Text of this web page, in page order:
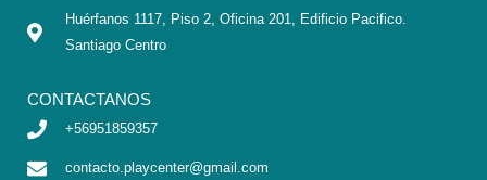
Huérfanos 1117, Piso 2, Oficina 201, Edificio Pacifico.
Santiago Centro
CONTACTANOS
+56951859357
contacto.playcenter@gmail.com